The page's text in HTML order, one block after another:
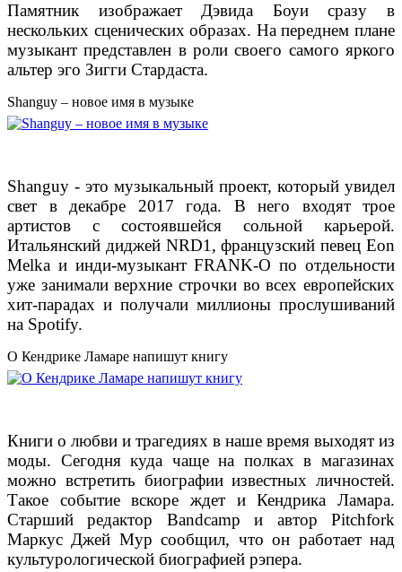
Памятник изображает Дэвида Боуи сразу в
нескольких сценических образах. На переднем плане
музыкант представлен в роли своего самого яркого
альтер эго Зигги Стардаста.
Shanguy – новое имя в музыке
Shanguy - это музыкальный проект, который увидел
свет в декабре 2017 года. В него входят трое
артистов с состоявшейся сольной карьерой.
Итальянский диджей NRD1, французский певец Eon
Melka и инди-музыкант FRANK-O по отдельности
уже занимали верхние строчки во всех европейских
хит-парадах и получали миллионы прослушиваний
на Spotify.
О Кендрике Ламаре напишут книгу
Книги о любви и трагедиях в наше время выходят из
моды. Сегодня куда чаще на полках в магазинах
можно встретить биографии известных личностей.
Такое событие вскоре ждет и Кендрика Ламара.
Старший редактор Bandcamp и автор Pitchfork
Маркус Джей Мур сообщил, что он работает над
культурологической биографией рэпера.